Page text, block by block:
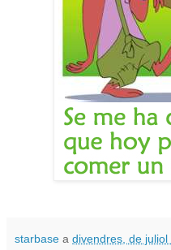
starbase a divendres, de juliol